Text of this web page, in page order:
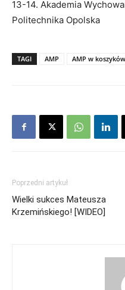
13-14. Akademia
Politechnika Opolska
TAGI AMP AMP w
Poprzedni artykuł
Wielki sukces Mateusza
Krzemińskiego! [WIDEO]